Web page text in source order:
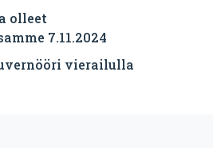
olleet
7.11.2024
vierailulla